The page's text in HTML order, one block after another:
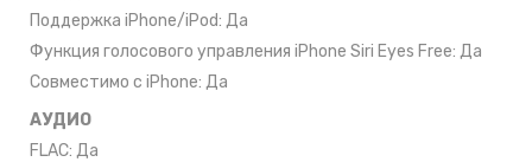
Поддержка iPhone/iPod: Да
Функция голосового управления iPhone Siri Eyes Free: Да
Совместимо с iPhone: Да
АУДИО
FLAC: Да